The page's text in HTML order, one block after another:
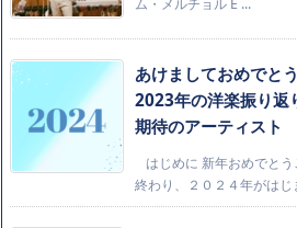
あけましておめでと
2023年の洋楽振り返
期待のアーティスト
はじめに 新年おめでと
終わり、２０２４年がはじ